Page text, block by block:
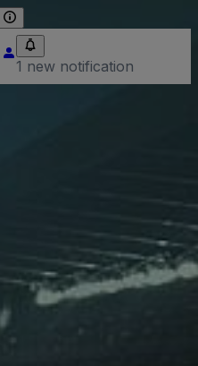
1 new notification